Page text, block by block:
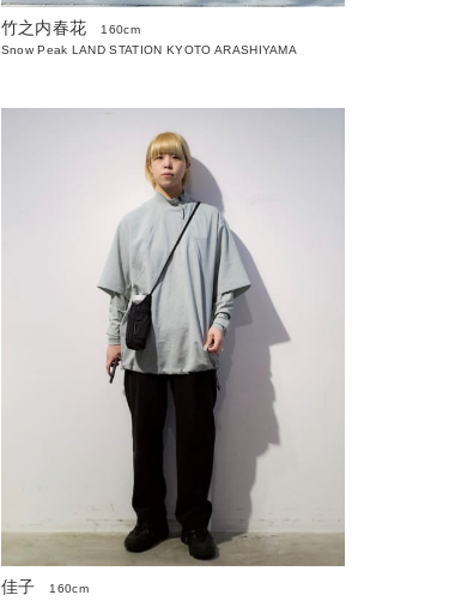
竹之内春花
160cm
Snow Peak LAND STATION KYOTO ARASHIYAMA
佳子
160cm